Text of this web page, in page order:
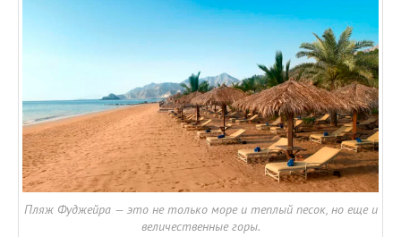
Пляж Фуджейра — это не только море и теплый песок, но еще и
величественные горы.